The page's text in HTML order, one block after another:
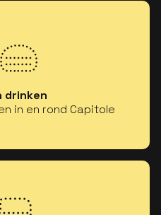
drinken
in en rond Capitole